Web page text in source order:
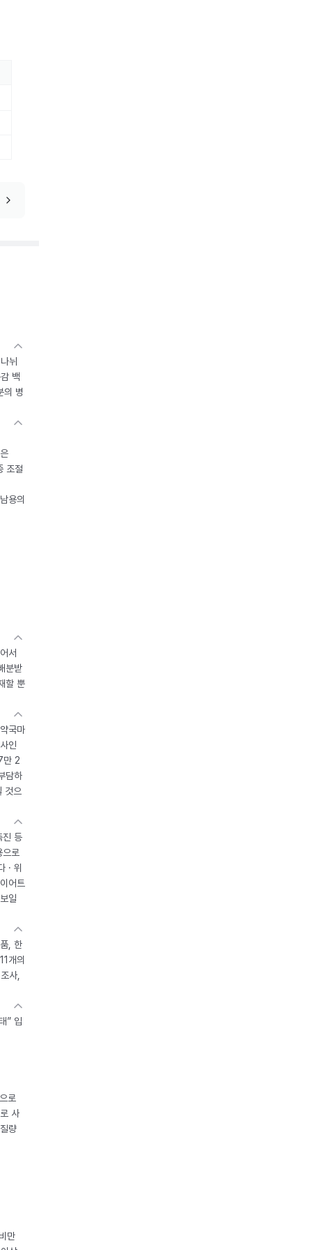
뉘
백
의 병
조절
용의
서
분받
할 뿐
국마
인
만 2
담하
것으
진 등
로
· 위
어트
일
, 한
개의
사,
” 입
로
사
량
만